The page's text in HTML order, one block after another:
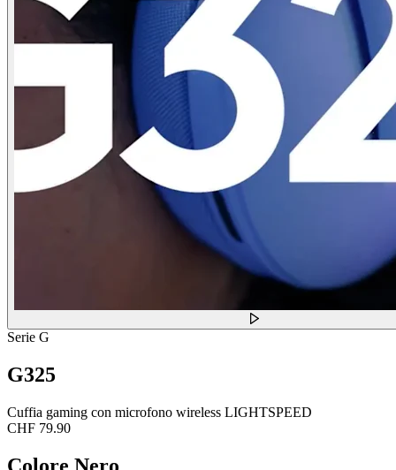
Serie G
G325
Cuffia gaming con microfono wireless LIGHTSPEED
CHF 79.90
Colore Nero